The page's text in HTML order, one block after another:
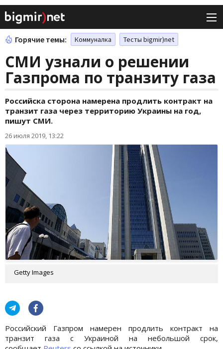
Горячие темы: Коммуналка Тесты bigmir)net
СМИ узнали о решении
Газпрома по транзиту газа
Российска сторона намерена продлить контракт на
транзит газа через территорию Украины на год,
пишут СМИ.
26 июля 2019, 13:22
Getty Images
Российский Газпром намерен продлить контракт на
транзит газа с Украиной на небольшой срок,